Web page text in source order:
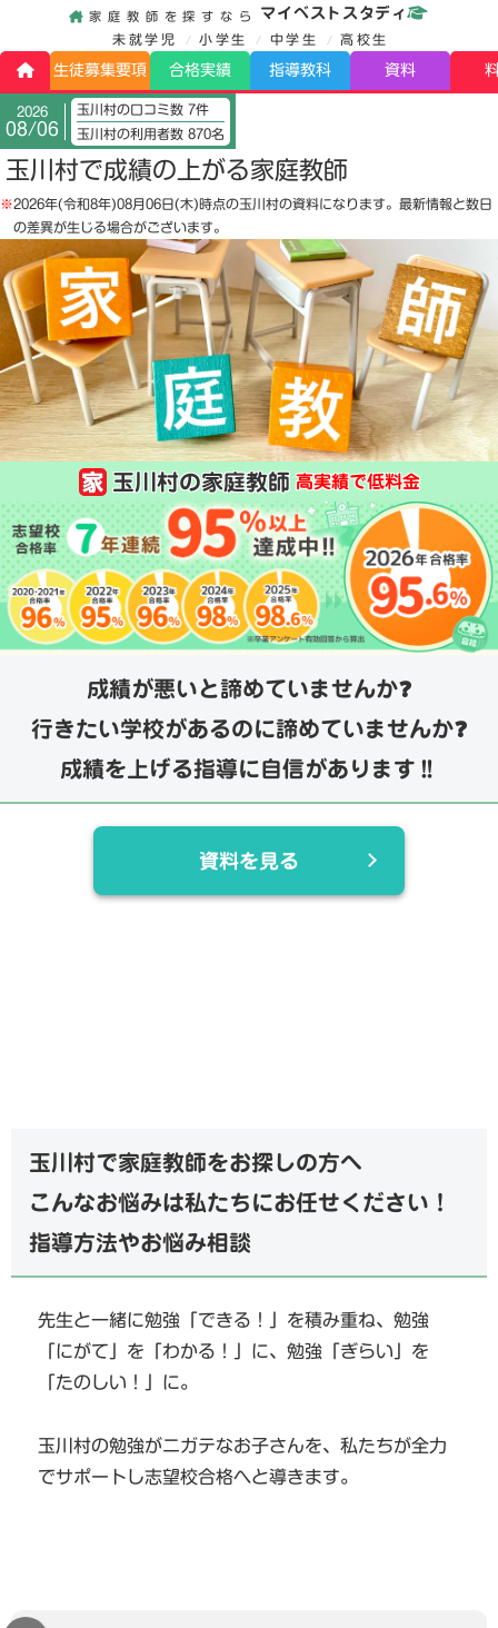
家庭教師を探すなら マイベストスタディ
未就学児 小学生 中学生 高校生
生徒募集要項 合格実績 指導教科 資料
2026
08/06
玉川村の口コミ数 7件
玉川村の利用者数 870名
玉川村で成績の上がる家庭教師
※2026年(令和8年)08月06日(木)時点の玉川村の資料になります。最新情報と数日
の差異が生じる場合がございます。
玉川村の家庭教師 高実績で低料金
成績が悪いと諦めていませんか❓
行きたい学校があるのに諦めていませんか❓
成績を上げる指導に自信があります‼️
資料を見る
玉川村で家庭教師をお探しの方へ
こんなお悩みは私たちにお任せください！
指導方法やお悩み相談
先生と一緒に勉強「できる！」を積み重ね、勉強
「にがて」を「わかる！」に、勉強「ぎらい」を
「たのしい！」に。
玉川村の勉強がニガテなお子さんを、私たちが全力
でサポートし志望校合格へと導きます。